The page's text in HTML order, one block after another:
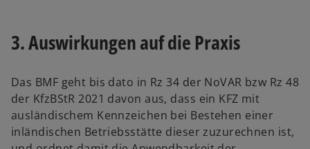
3. Auswirkungen auf die Praxis
Das BMF geht bis dato in Rz 34 der NoVAR bzw Rz 48
der KfzBStR 2021 davon aus, dass ein KFZ mit
ausländischem Kennzeichen bei Bestehen einer
inländischen Betriebsstätte dieser zuzurechnen ist,